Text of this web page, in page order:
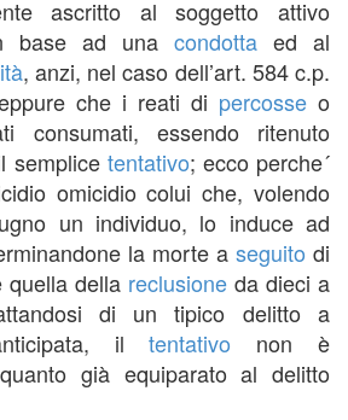
ascritto al soggetto attivo
base ad una condotta ed al
, anzi, nel caso dell’art. 584 c.p.
che i reati di percosse o
consumati, essendo ritenuto
semplice tentativo; ecco perche´
omicidio colui che, volendo
un individuo, lo induce ad
la morte a seguito di
quella della reclusione da dieci a
di un tipico delitto a
iltentativo non è
già equiparato al delitto